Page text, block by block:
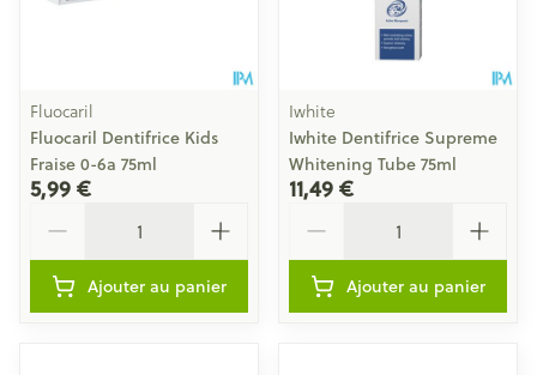
Fluocaril
Fluocaril Dentifrice Kids
Fraise 0-6a 75ml
5,99 €
Ajouter au panier
Iwhite
Iwhite Dentifrice Supreme
Whitening Tube 75ml
11,49 €
Ajouter au panier